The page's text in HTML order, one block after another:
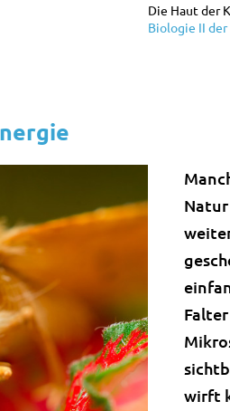
Die Haut der
Biologie II der
wirft